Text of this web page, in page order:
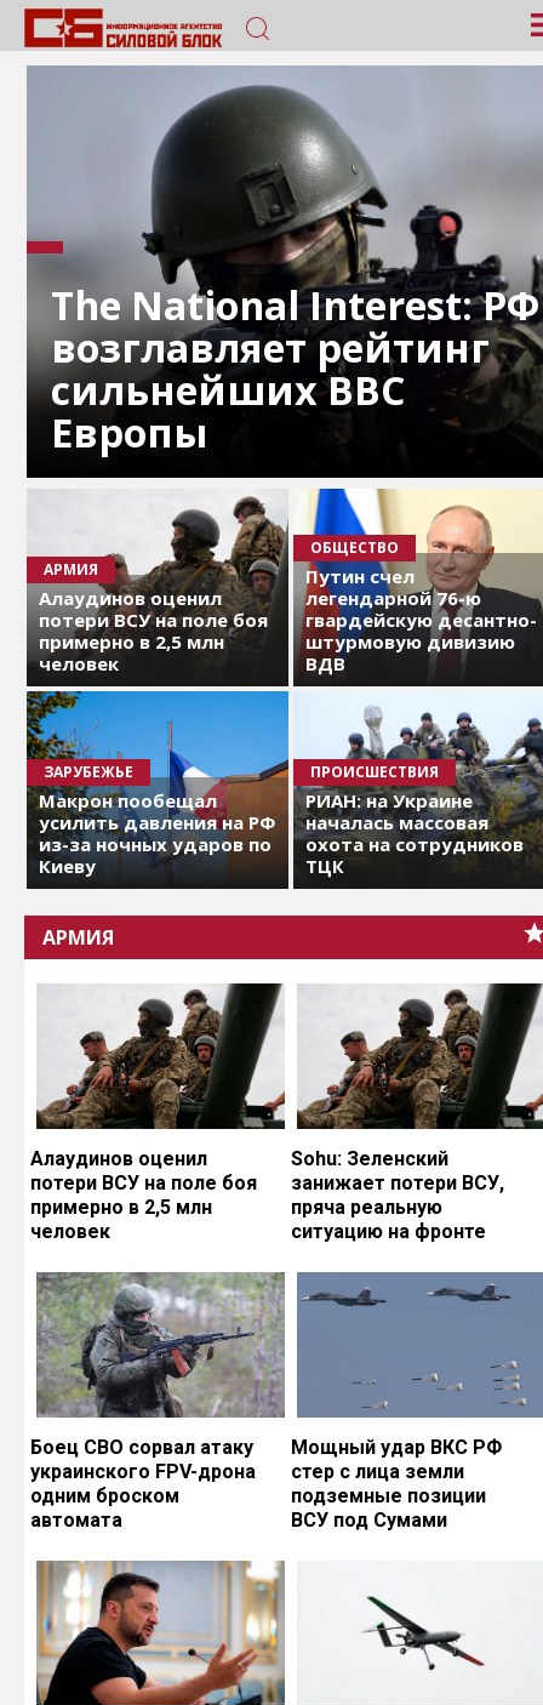
The National Interest: РФ
возглавляет рейтинг
сильнейших ВВС
Европы
АРМИЯ
Алаудинов оценил
потери ВСУ на поле боя
примерно в 2,5 млн
человек
ОБЩЕСТВО
Путин счел
легендарной 76-ю
гвардейскую десантно-
штурмовую дивизию
ВДВ
ЗАРУБЕЖЬЕ
Макрон пообещал
усилить давления на РФ
из-за ночных ударов по
Киеву
ПРОИСШЕСТВИЯ
РИАН: на Украине
началась массовая
охота на сотрудников
ТЦК
АРМИЯ
Алаудинов оценил
потери ВСУ на поле боя
примерно в 2,5 млн
человек
Sohu: Зеленский
занижает потери ВСУ,
пряча реальную
ситуацию на фронте
Боец СВО сорвал атаку
украинского FPV-дрона
одним броском
автомата
Мощный удар ВКС РФ
стер с лица земли
подземные позиции
ВСУ под Сумами